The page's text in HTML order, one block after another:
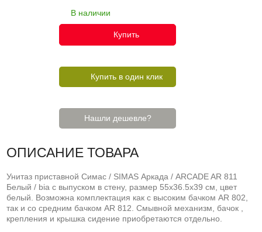
В наличии
Купить
Купить в один клик
Нашли дешевле?
ОПИСАНИЕ ТОВАРА
Унитаз приставной Симас / SIMAS Аркада / ARCADE AR 811
Белый / bia с выпуском в стену, размер 55x36.5x39 см, цвет
белый. Возможна комплектация как с высоким бачком AR 802,
так и со средним бачком AR 812. Смывной механизм, бачок ,
крепления и крышка сидение приобретаются отдельно.